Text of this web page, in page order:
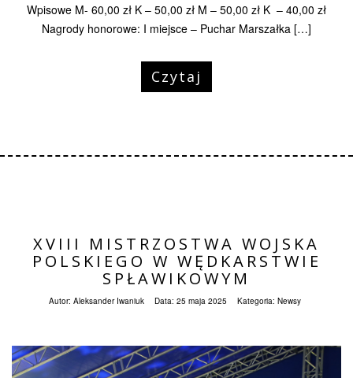
Wpisowe M- 60,00 zł K – 50,00 zł M – 50,00 zł K – 40,00 zł
Nagrody honorowe: I miejsce – Puchar Marszałka […]
Czytaj
XVIII MISTRZOSTWA WOJSKA
POLSKIEGO W WĘDKARSTWIE
SPŁAWIKOWYM
Autor: Aleksander Iwaniuk Data: 25 maja 2025 Kategoria: Newsy